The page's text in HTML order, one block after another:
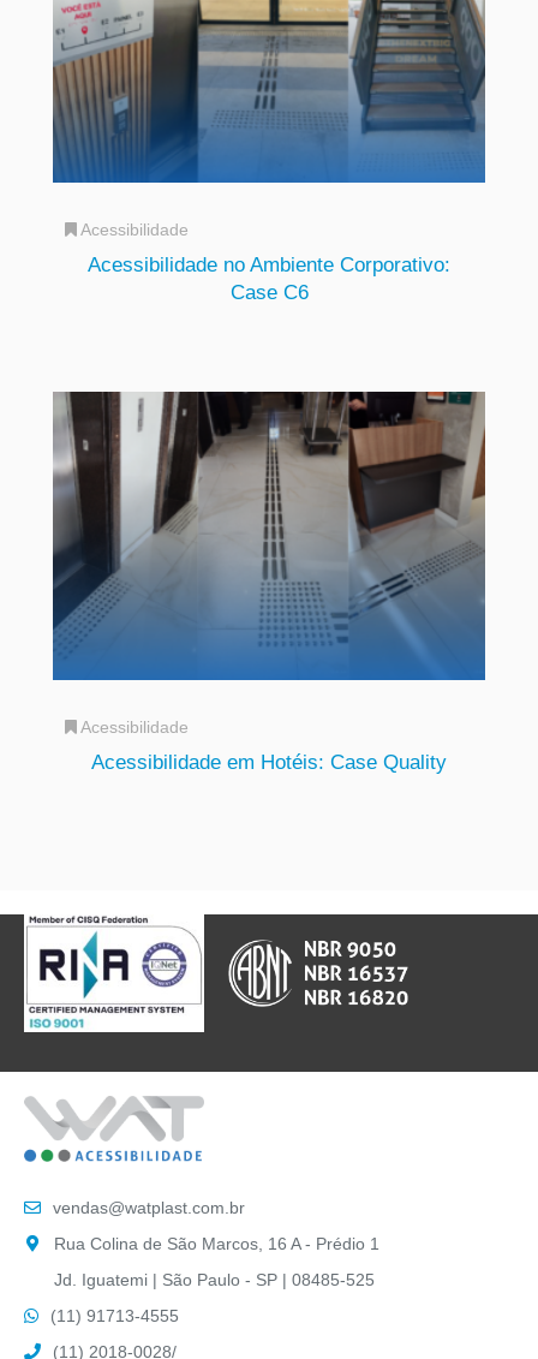
Acessibilidade
Acessibilidade no Ambiente Corporativo:
Case C6
Acessibilidade
Acessibilidade em Hotéis: Case Quality
vendas@watplast.com.br
Rua Colina de São Marcos, 16 A - Prédio 1
Jd. Iguatemi | São Paulo - SP | 08485-525
(11) 91713-4555
(11) 2018-0028/